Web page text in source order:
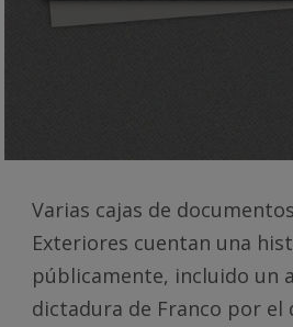
Varias cajas de
Exteriores cuentan una
públicamente, incluido un
dictadura de Franco por